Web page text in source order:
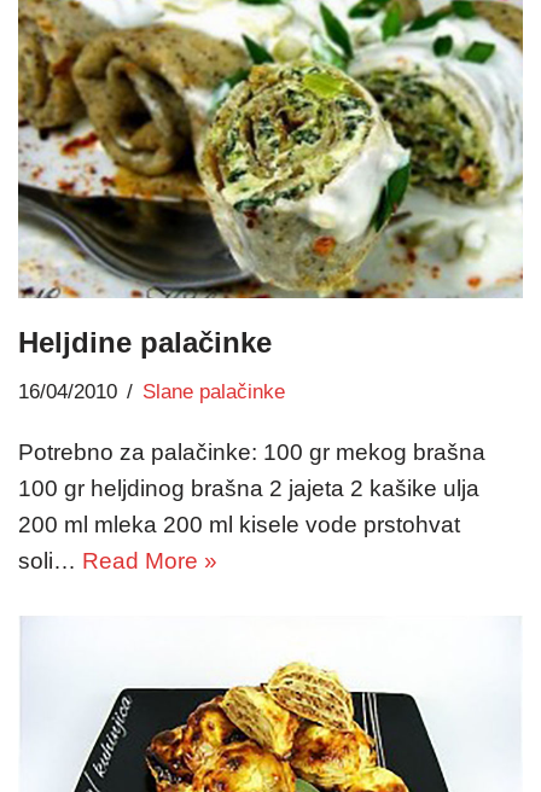
Heljdine palačinke
16/04/2010 Slane palačinke
Potrebno za palačinke: 100 gr mekog brašna
100 gr heljdinog brašna 2 jajeta 2 kašike ulja
200 ml mleka 200 ml kisele vode prstohvat
soli… Read More »